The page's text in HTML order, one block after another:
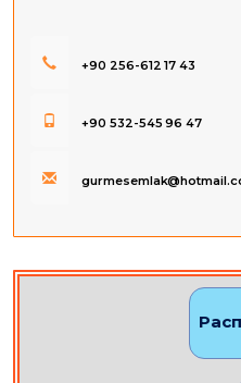
+90 256-612 17 43
+90 532-545 96 47